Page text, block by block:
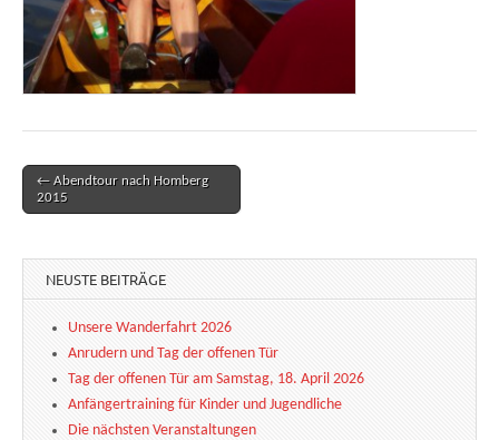
Post navigation
← Abendtour nach Homberg
2015
NEUSTE BEITRÄGE
Unsere Wanderfahrt 2026
Anrudern und Tag der offenen Tür
Tag der offenen Tür am Samstag, 18. April 2026
Anfängertraining für Kinder und Jugendliche
Die nächsten Veranstaltungen